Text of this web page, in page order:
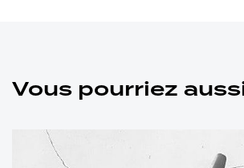
Vous pourriez